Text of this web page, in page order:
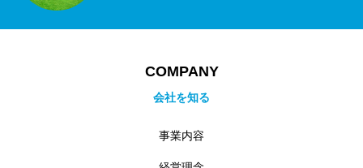
COMPANY
会社を知る
事業内容